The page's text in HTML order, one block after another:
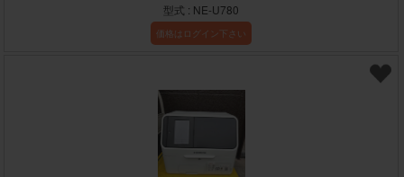
型式 : NE-U780
価格はログイン下さい